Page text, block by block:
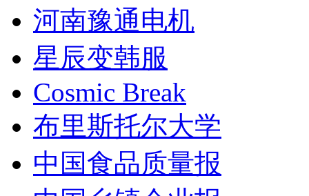
河南豫通电机
星辰变韩服
Cosmic Break
布里斯托尔大学
中国食品质量报